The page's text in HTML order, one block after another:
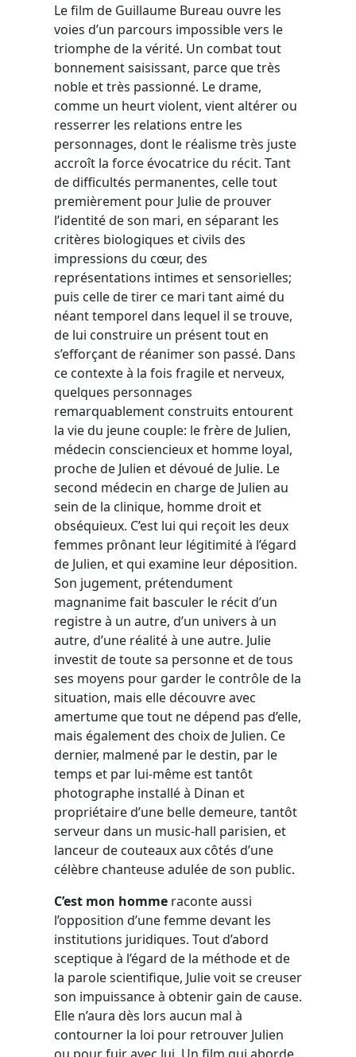
Le film de Guillaume Bureau ouvre les
voies d’un parcours impossible vers le
triomphe de la vérité. Un combat tout
bonnement saisissant, parce que très
noble et très passionné. Le drame,
comme un heurt violent, vient altérer ou
resserrer les relations entre les
personnages, dont le réalisme très juste
accroît la force évocatrice du récit. Tant
de difficultés permanentes, celle tout
premièrement pour Julie de prouver
l’identité de son mari, en séparant les
critères biologiques et civils des
impressions du cœur, des
représentations intimes et sensorielles;
puis celle de tirer ce mari tant aimé du
néant temporel dans lequel il se trouve,
de lui construire un présent tout en
s’efforçant de réanimer son passé. Dans
ce contexte à la fois fragile et nerveux,
quelques personnages
remarquablement construits entourent
la vie du jeune couple: le frère de Julien,
médecin consciencieux et homme loyal,
proche de Julien et dévoué de Julie. Le
second médecin en charge de Julien au
sein de la clinique, homme droit et
obséquieux. C’est lui qui reçoit les deux
femmes prônant leur légitimité à l’égard
de Julien, et qui examine leur déposition.
Son jugement, prétendument
magnanime fait basculer le récit d’un
registre à un autre, d’un univers à un
autre, d’une réalité à une autre. Julie
investit de toute sa personne et de tous
ses moyens pour garder le contrôle de la
situation, mais elle découvre avec
amertume que tout ne dépend pas d’elle,
mais également des choix de Julien. Ce
dernier, malmené par le destin, par le
temps et par lui-même est tantôt
photographe installé à Dinan et
propriétaire d’une belle demeure, tantôt
serveur dans un music-hall parisien, et
lanceur de couteaux aux côtés d’une
célèbre chanteuse adulée de son public.
C’est mon homme raconte aussi
l’opposition d’une femme devant les
institutions juridiques. Tout d’abord
sceptique à l’égard de la méthode et de
la parole scientifique, Julie voit se creuser
son impuissance à obtenir gain de cause.
Elle n’aura dès lors aucun mal à
contourner la loi pour retrouver Julien